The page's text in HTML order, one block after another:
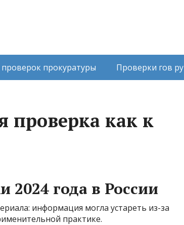
проверок прокуратуры Проверки гов ру
проверка как к
года в России
информация могла устареть из-за
практике.